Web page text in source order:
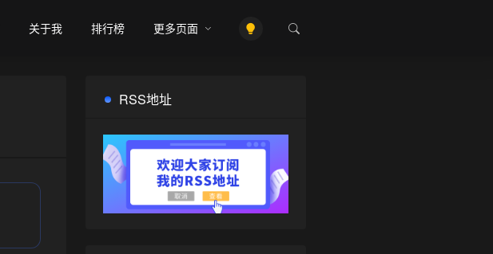
❄
关于我 排行榜 更多页面
RSS地址